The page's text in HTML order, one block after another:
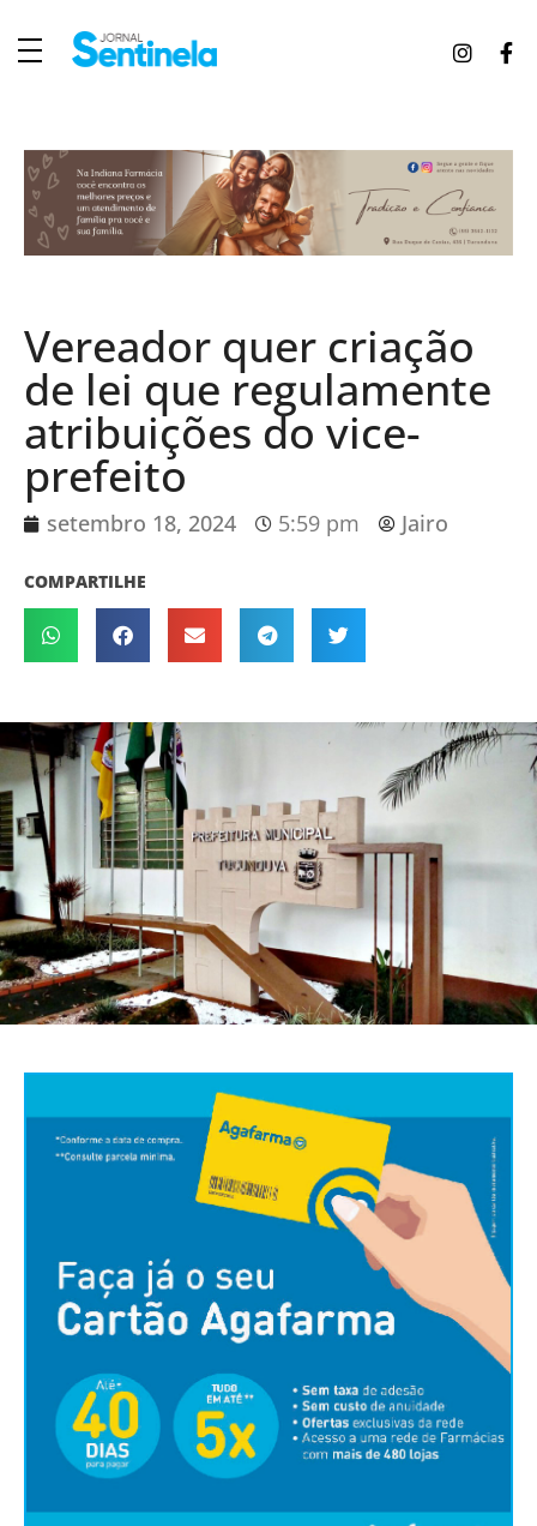
Vereador quer criação
de lei que regulamente
atribuições do vice-
prefeito
setembro 18, 2024 5:59 pm Jairo
COMPARTILHE